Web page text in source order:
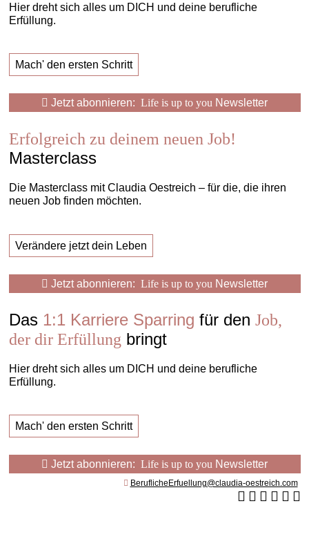
Hier dreht sich alles um DICH und deine berufliche
Erfüllung.
Mach' den ersten Schritt
Jetzt abonnieren: Life is up to you Newsletter
Erfolgreich zu deinem neuen Job!
Masterclass
Die Masterclass mit Claudia Oestreich – für die, die ihren
neuen Job finden möchten.
Verändere jetzt dein Leben
Jetzt abonnieren: Life is up to you Newsletter
Das 1:1 Karriere Sparring für den Job,
der dir Erfüllung bringt
Hier dreht sich alles um DICH und deine berufliche
Erfüllung.
Mach' den ersten Schritt
Jetzt abonnieren: Life is up to you Newsletter
BeruflicheErfuellung@claudia-oestreich.com